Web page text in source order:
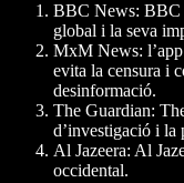
BBC News: BBC
global i la seva
MxM News:
evita la censura i
desinformació.
The Guardian:
d’investigació i la
Al Jazeera: Al
occidental.